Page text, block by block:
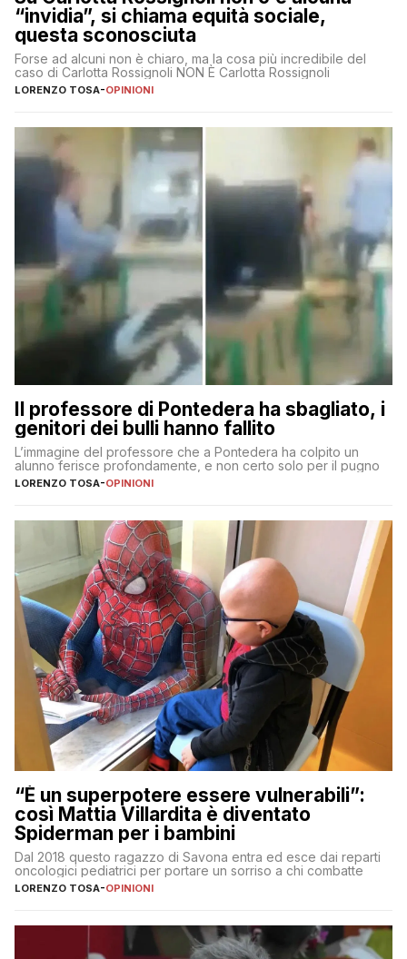
“invidia”, si chiama equità sociale,
questa sconosciuta
Forse ad alcuni non è chiaro, ma la cosa più incredibile del
caso di Carlotta Rossignoli NON È Carlotta Rossignoli
LORENZO TOSA-OPINIONI
Il professore di Pontedera ha sbagliato, i
genitori dei bulli hanno fallito
L’immagine del professore che a Pontedera ha colpito un
alunno ferisce profondamente, e non certo solo per il pugno
LORENZO TOSA-OPINIONI
“È un superpotere essere vulnerabili”:
così Mattia Villardita è diventato
Spiderman per i bambini
Dal 2018 questo ragazzo di Savona entra ed esce dai reparti
oncologici pediatrici per portare un sorriso a chi combatte
LORENZO TOSA-OPINIONI